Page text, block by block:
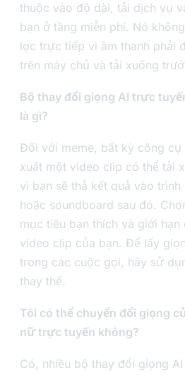
thuộc vào độ dài, tải dịch vụ
bạn ở tầng miễn phí. Nó
lọc trực tiếp vì âm thanh phải
trên máy chủ và tải xuống
Bộ thay đổi giọng AI trực
là gì?
Đối với meme, bất kỳ công
xuất một video clip có thể tải
vì bạn sẽ thả kết quả vào
hoặc soundboard sau đó.
mục tiêu bạn thích và giới
video clip của bạn. Để lấy
trong các cuộc gọi, hãy sử
thay thế.
Tôi có thể chuyển đổi giọng
nữ trực tuyến không?
Có, nhiều bộ thay đổi giọng